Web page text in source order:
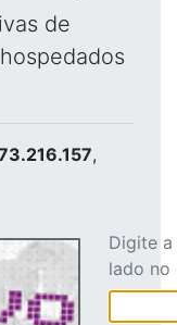
de
,
Digite
lado no